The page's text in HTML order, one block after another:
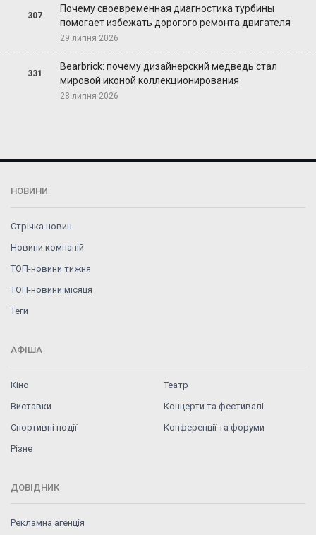
307
Почему своевременная диагностика турбины
помогает избежать дорогого ремонта двигателя
29 липня 2026
331
Bearbrick: почему дизайнерский медведь стал
мировой иконой коллекционирования
28 липня 2026
НОВИНИ
Стрічка новин
Новини компаній
ТОП-новини тижня
ТОП-новини місяця
Теги
АФІША
Кіно
Театр
Виставки
Концерти та фестивалі
Спортивні події
Конференції та форуми
Різне
ДОВІДНИК
Рекламна агенція